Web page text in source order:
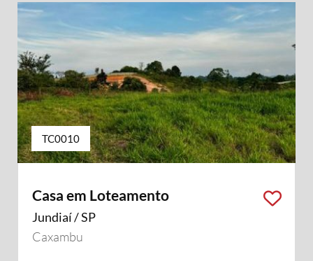
TC0010
Casa em Loteamento
Jundiaí / SP
Caxambu